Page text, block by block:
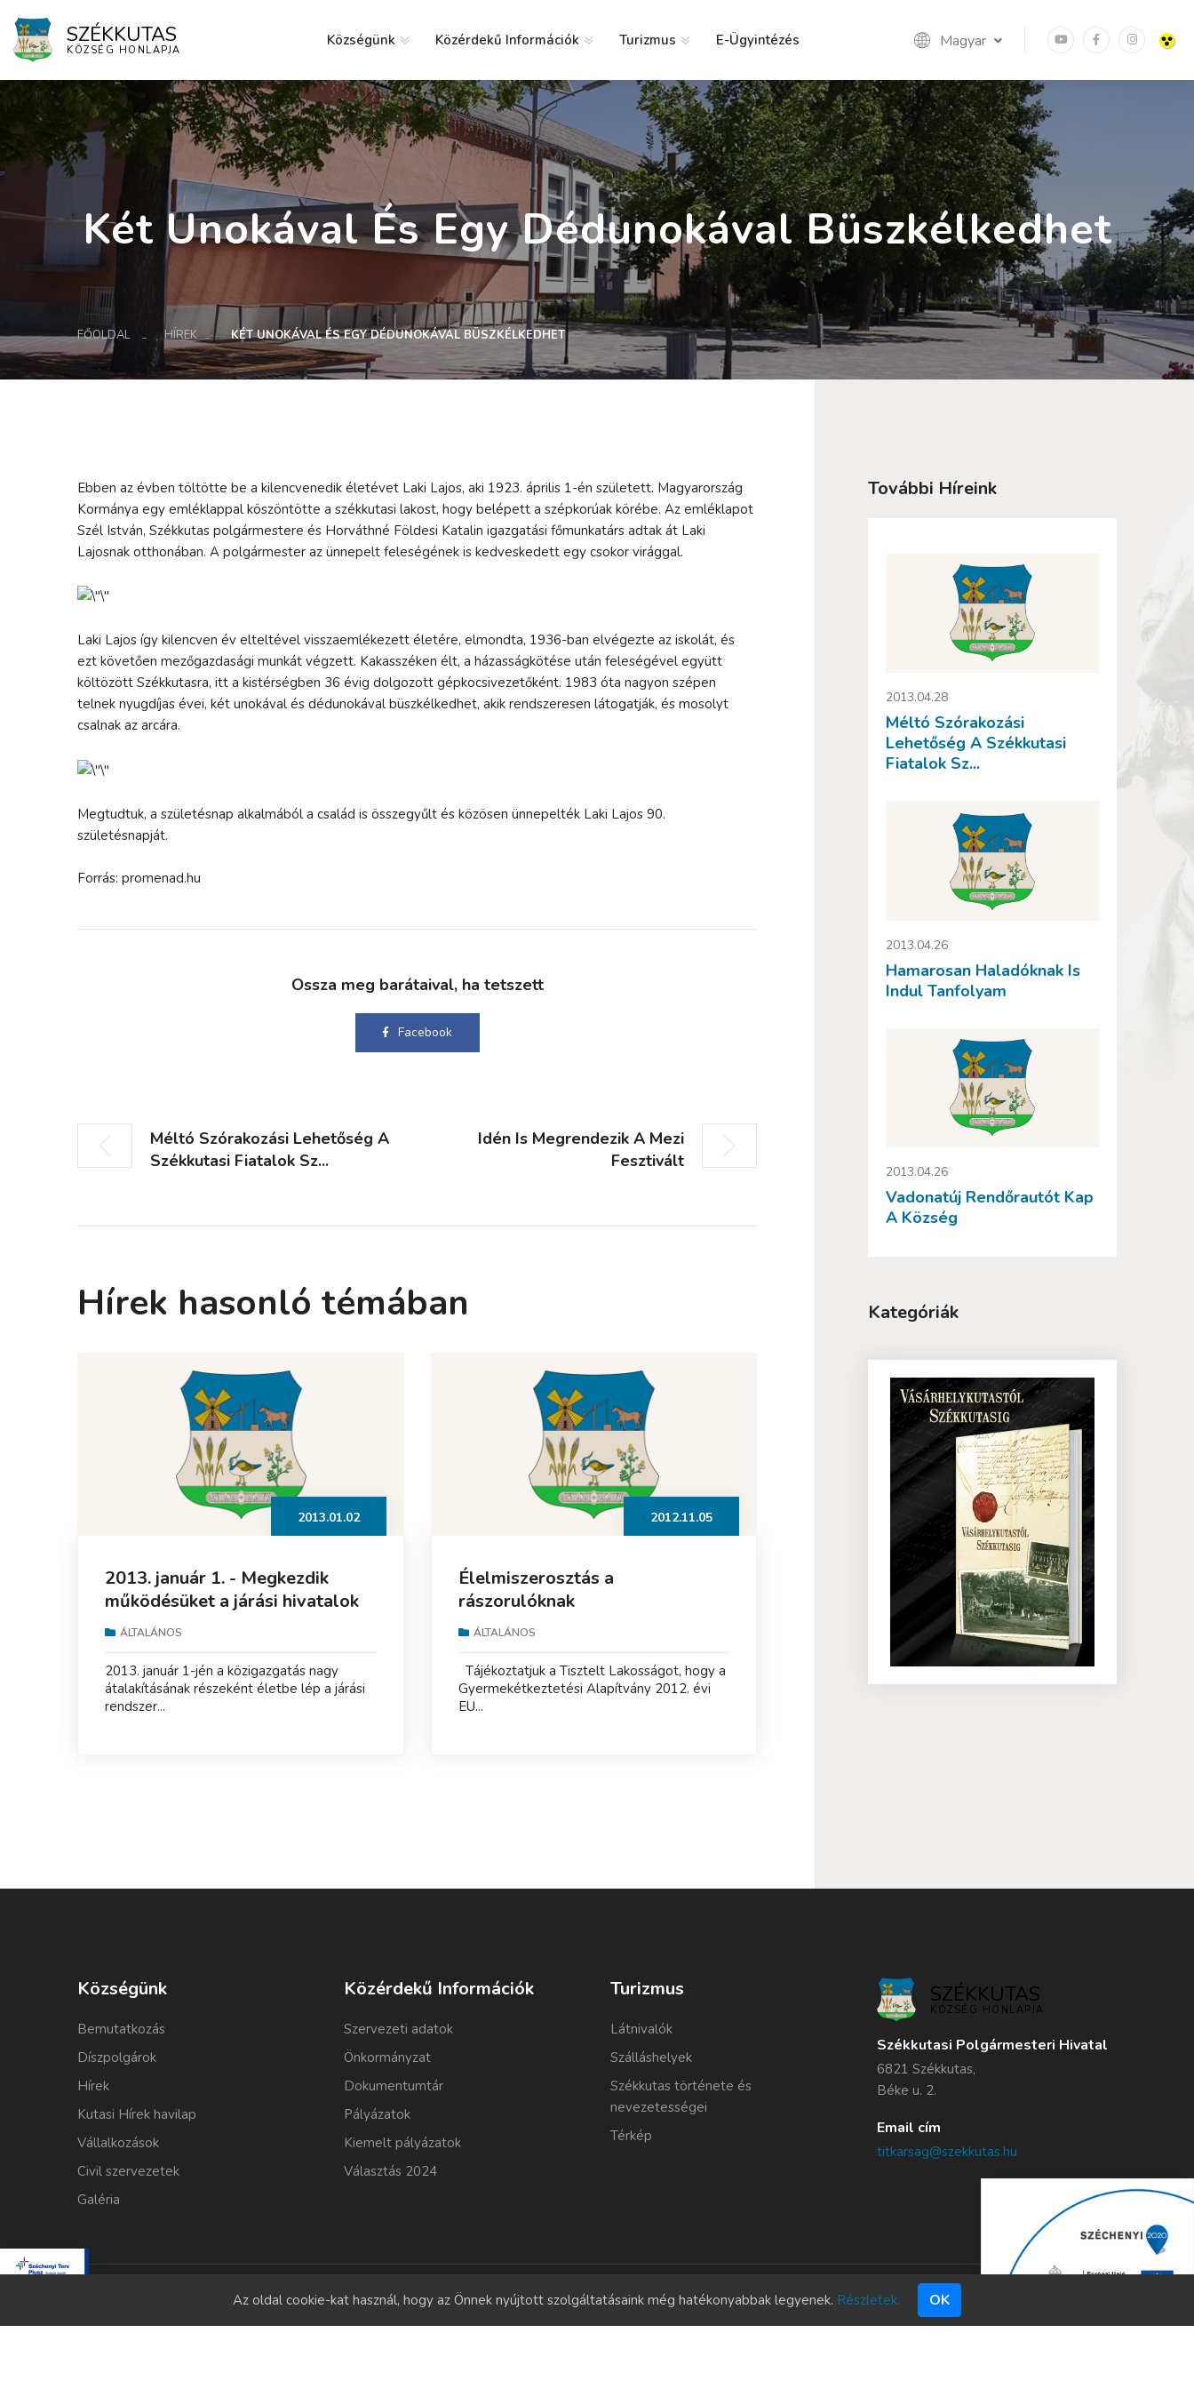
SZÉKKUTAS
KÖZSÉG HONLAPJA Magyar
Községünk Közérdekű Információk Turizmus E-Ügyintézés
Elérhetőség
Két Unokával És Egy Dédunokával Büszkélkedhet
FŐOLDAL HÍREK KÉT UNOKÁVAL ÉS EGY DÉDUNOKÁVAL BÜSZKÉLKEDHET
Ebben az évben töltötte be a kilencvenedik életévet Laki Lajos, aki 1923. április 1-én született. Magyarország
Kormánya egy emléklappal köszöntötte a székkutasi lakost, hogy belépett a szépkorúak körébe. Az emléklapot
Szél István, Székkutas polgármestere és Horváthné Földesi Katalin igazgatási főmunkatárs adtak át Laki
Lajosnak otthonában. A polgármester az ünnepelt feleségének is kedveskedett egy csokor virággal.
Laki Lajos így kilencven év elteltével visszaemlékezett életére, elmondta, 1936-ban elvégezte az iskolát, és
ezt követően mezőgazdasági munkát végzett. Kakasszéken élt, a házasságkötése után feleségével együtt
költözött Székkutasra, itt a kistérségben 36 évig dolgozott gépkocsivezetőként. 1983 óta nagyon szépen
telnek nyugdíjas évei, két unokával és dédunokával büszkélkedhet, akik rendszeresen látogatják, és mosolyt
csalnak az arcára.
Megtudtuk, a születésnap alkalmából a család is összegyűlt és közösen ünnepelték Laki Lajos 90.
születésnapját.
Forrás: promenad.hu
Ossza meg barátaival, ha tetszett
Facebook
Méltó Szórakozási Lehetőség A
Székkutasi Fiatalok Sz...
Idén Is Megrendezik A Mezi
Fesztivált
Hírek hasonló témában
2013.01.02
2013. január 1. - Megkezdik
működésüket a járási hivatalok
ÁLTALÁNOS
2013. január 1-jén a közigazgatás nagy
átalakításának részeként életbe lép a járási
rendszer...
2012.11.05
Élelmiszerosztás a
rászorulóknak
ÁLTALÁNOS
Tájékoztatjuk a Tisztelt Lakosságot, hogy a
Gyermekétkeztetési Alapítvány 2012. évi
EU...
További Híreink
2013.04.28
Méltó Szórakozási
Lehetőség A Székkutasi
Fiatalok Sz...
2013.04.26
Hamarosan Haladóknak Is
Indul Tanfolyam
2013.04.26
Vadonatúj Rendőrautót Kap
A Község
Kategóriák
Községünk
Bemutatkozás
Díszpolgárok
Hírek
Kutasi Hírek havilap
Vállalkozások
Civil szervezetek
Galéria
Közérdekű Információk
Szervezeti adatok
Önkormányzat
Dokumentumtár
Pályázatok
Kiemelt pályázatok
Választás 2024
Turizmus
Látnivalók
Szálláshelyek
Székkutas története és
nevezetességei
Térkép
SZÉKKUTAS
KÖZSÉG HONLAPJA
Székkutasi Polgármesteri Hivatal
6821 Székkutas,
Béke u. 2.
Email cím
titkarsag@szekkutas.hu
Copyrights© 2011-2026 Szekkutas.hu Minden jog fenntartva.
Süti szabályzat
Az oldal cookie-kat használ, hogy az Önnek nyújtott szolgáltatásaink még hatékonyabbak legyenek. Részletek. OK